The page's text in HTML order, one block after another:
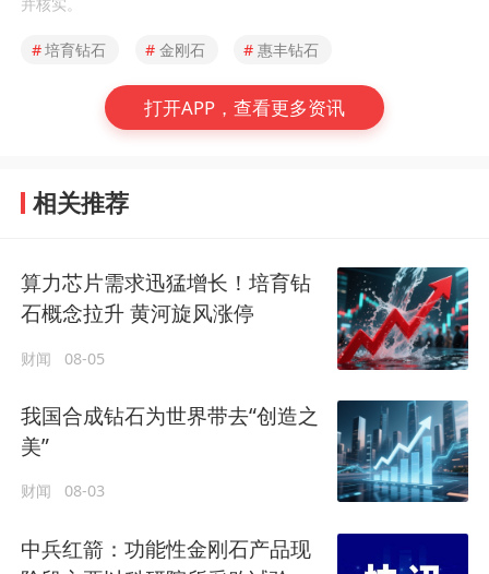
#培育钻石 # 金刚石 # 惠丰钻石
打开APP，查看更多资讯
相关推荐
算力芯片需求迅猛增长！培育钻
石概念拉升 黄河旋风涨停
财闻 08-05
我国合成钻石为世界带去“创造之
美”
财闻 08-03
中兵红箭：功能性金刚石产品现